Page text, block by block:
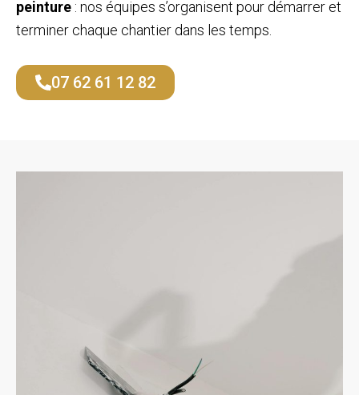
peinture : nos équipes s’organisent pour démarrer et
terminer chaque chantier dans les temps.
07 62 61 12 82